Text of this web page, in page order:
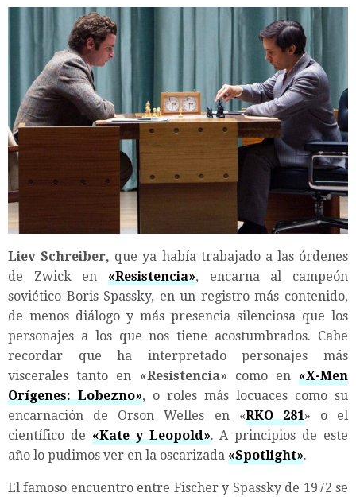
Liev Schreiber, que ya había trabajado a las órdenes
de Zwick en «Resistencia», encarna al campeón
soviético Boris Spassky, en un registro más contenido,
de menos diálogo y más presencia silenciosa que los
personajes a los que nos tiene acostumbrados. Cabe
recordar que ha interpretado personajes más
viscerales tanto en «Resistencia» como en «X-Men
Orígenes: Lobezno», o roles más locuaces como su
encarnación de Orson Welles en «RKO 281» o el
científico de «Kate y Leopold». A principios de este
año lo pudimos ver en la oscarizada «Spotlight».
El famoso encuentro entre Fischer y Spassky de 1972 se